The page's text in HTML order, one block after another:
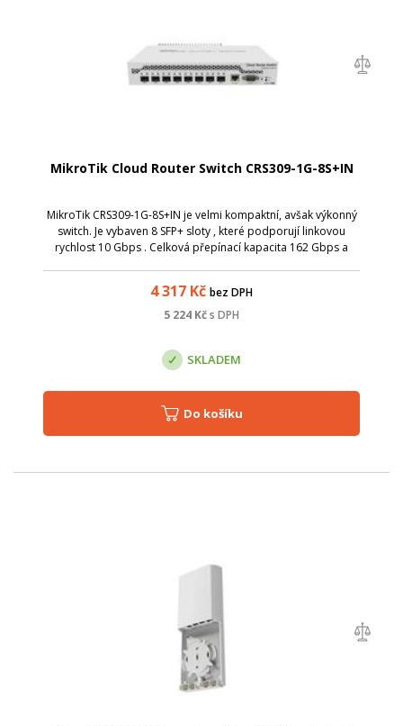
MikroTik Cloud Router Switch CRS309-1G-8S+IN
MikroTik CRS309-1G-8S+IN je velmi kompaktní, avšak výkonný
switch. Je vybaven 8 SFP+ sloty , které podporují linkovou
rychlost 10 Gbps . Celková přepínací kapacita 162 Gbps a
4 317 Kč bez DPH
5 224 Kčs DPH
SKLADEM
Do košíku